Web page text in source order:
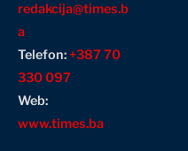
redakcija@times.b
a
Telefon:+387 70
330 097
Web:
www.times.ba